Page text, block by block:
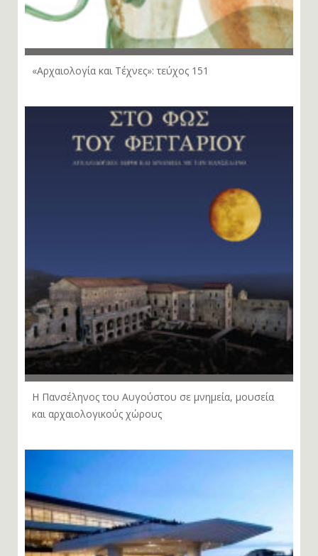
«Αρχαιολογία και Τέχνες»: τεύχος 151
Η Πανσέληνος του Αυγούστου σε μνημεία, μουσεία
και αρχαιολογικούς χώρους